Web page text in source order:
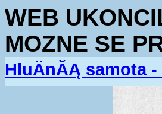
WEB
MOZNE SE
HluÄnĂĄ samota